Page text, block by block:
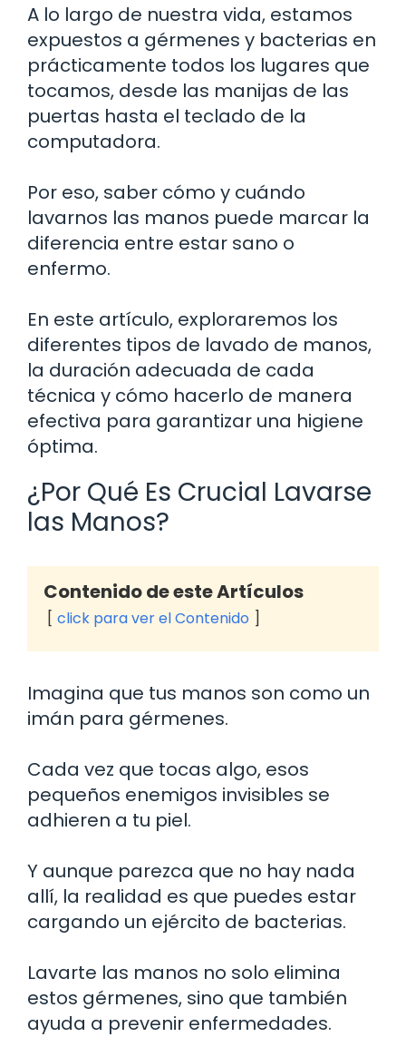
A lo largo de nuestra vida, estamos
expuestos a gérmenes y bacterias en
prácticamente todos los lugares que
tocamos, desde las manijas de las
puertas hasta el teclado de la
computadora.
Por eso, saber cómo y cuándo
lavarnos las manos puede marcar la
diferencia entre estar sano o
enfermo.
En este artículo, exploraremos los
diferentes tipos de lavado de manos,
la duración adecuada de cada
técnica y cómo hacerlo de manera
efectiva para garantizar una higiene
óptima.
¿Por Qué Es Crucial Lavarse
las Manos?
Contenido de este Artículos
click para ver el Contenido
Imagina que tus manos son como un
imán para gérmenes.
Cada vez que tocas algo, esos
pequeños enemigos invisibles se
adhieren a tu piel.
Y aunque parezca que no hay nada
allí, la realidad es que puedes estar
cargando un ejército de bacterias.
Lavarte las manos no solo elimina
estos gérmenes, sino que también
ayuda a prevenir enfermedades.